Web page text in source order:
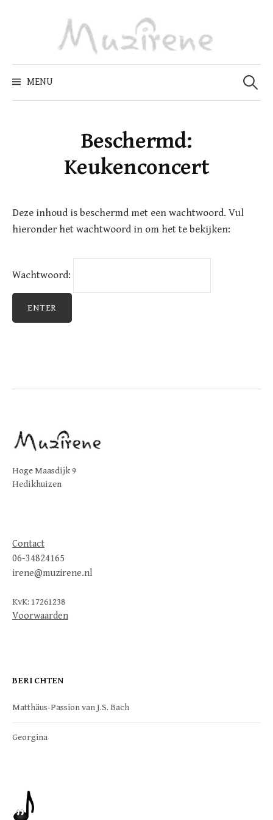
MENU
Zoeken
naar:
Beschermd:
Keukenconcert
Deze inhoud is beschermd met een wachtwoord. Vul
hieronder het wachtwoord in om het te bekijken:
Wachtwoord:
Hoge Maasdijk 9
Hedikhuizen
Contact
06-34824165
irene@muzirene.nl
KvK: 17261238
Voorwaarden
BERICHTEN
Matthäus-Passion van J.S. Bach
Georgina